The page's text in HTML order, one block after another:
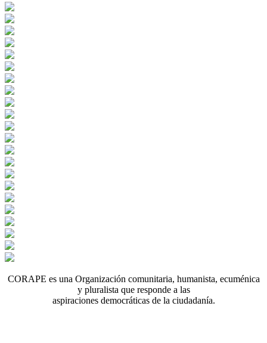
CORAPE es una Organización comunitaria, humanista, ecuménica
y pluralista que responde a las
aspiraciones democráticas de la ciudadanía.